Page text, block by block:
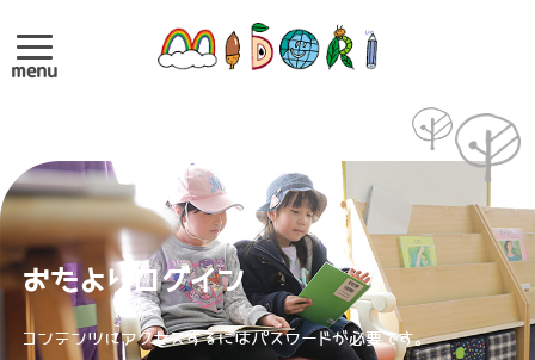
menu
おたよりログイン
コンテンツにアクセスするにはパスワードが必要です。